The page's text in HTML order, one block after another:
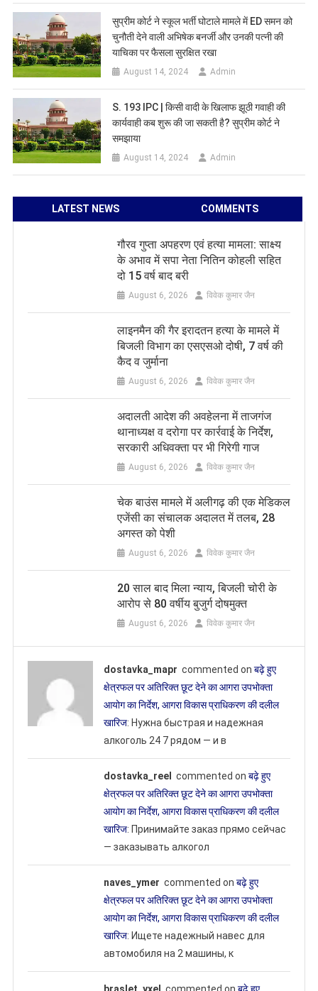
सुप्रीम कोर्ट ने स्कूल भर्ती घोटाले मामले में ED समन को
चुनौती देने वाली अभिषेक बनर्जी और उनकी पत्नी की
याचिका पर फैसला सुरक्षित रखा
August 14, 2024 Admin
S. 193 IPC | किसी वादी के खिलाफ झूठी गवाही की
कार्यवाही कब शुरू की जा सकती है? सुप्रीम कोर्ट ने
समझाया
August 14, 2024 Admin
LATEST NEWS COMMENTS
गौरव गुप्ता अपहरण एवं हत्या मामला: साक्ष्य
के अभाव में सपा नेता नितिन कोहली सहित
दो 15 वर्ष बाद बरी
August 6, 2026 विवेक कुमार जैन
लाइनमैन की गैर इरादतन हत्या के मामले में
बिजली विभाग का एसएसओ दोषी, 7 वर्ष की
कैद व जुर्माना
August 6, 2026 विवेक कुमार जैन
अदालती आदेश की अवहेलना में ताजगंज
थानाध्यक्ष व दरोगा पर कार्रवाई के निर्देश,
सरकारी अधिवक्ता पर भी गिरेगी गाज
August 6, 2026 विवेक कुमार जैन
चेक बाउंस मामले में अलीगढ़ की एक मेडिकल
एजेंसी का संचालक अदालत में तलब, 28
अगस्त को पेशी
August 6, 2026 विवेक कुमार जैन
20 साल बाद मिला न्याय, बिजली चोरी के
आरोप से 80 वर्षीय बुजुर्ग दोषमुक्त
August 6, 2026 विवेक कुमार जैन
dostavka_mapr commented onबढ़े हुए
क्षेत्रफल पर अतिरिक्त छूट देने का आगरा उपभोक्ता
आयोग का निर्देश, आगरा विकास प्राधिकरण की दलील
खारिज: Нужна быстрая и надежная
алкоголь 24 7 рядом — и в
dostavka_reel commented onबढ़े हुए
क्षेत्रफल पर अतिरिक्त छूट देने का आगरा उपभोक्ता
आयोग का निर्देश, आगरा विकास प्राधिकरण की दलील
खारिज: Принимайте заказ прямо сейчас
— заказывать алкогол
naves_ymer commented onबढ़े हुए
क्षेत्रफल पर अतिरिक्त छूट देने का आगरा उपभोक्ता
आयोग का निर्देश, आगरा विकास प्राधिकरण की दलील
खारिज: Ищете надежный навес для
автомобиля на 2 машины, к
braslet_yxel commented onबढ़े हुए